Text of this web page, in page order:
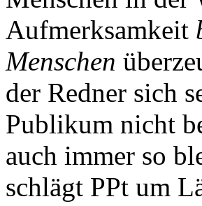
Aufmerksamkeit
Menschen
der Redner sich
Publikum nicht
auch immer so
schlägt PPt um